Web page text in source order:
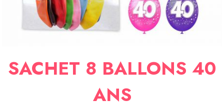
SACHET 8 BALLONS 40
ANS